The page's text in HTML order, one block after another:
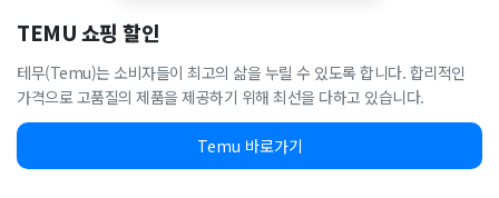
TEMU 쇼핑 할인
테무(Temu)는 소비자들이 최고의 삶을 누릴 수 있도록 합니다. 합리적인
가격으로 고품질의 제품을 제공하기 위해 최선을 다하고 있습니다.
Temu 바로가기